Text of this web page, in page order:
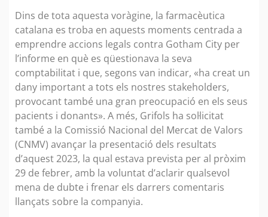
Dins de tota aquesta voràgine, la farmacèutica
catalana es troba en aquests moments centrada a
emprendre accions legals contra Gotham City per
l’informe en què es qüestionava la seva
comptabilitat i que, segons van indicar, «ha creat un
dany important a tots els nostres stakeholders,
provocant també una gran preocupació en els seus
pacients i donants». A més, Grifols ha sol·licitat
també a la Comissió Nacional del Mercat de Valors
(CNMV) avançar la presentació dels resultats
d’aquest 2023, la qual estava prevista per al pròxim
29 de febrer, amb la voluntat d’aclarir qualsevol
mena de dubte i frenar els darrers comentaris
llançats sobre la companyia.